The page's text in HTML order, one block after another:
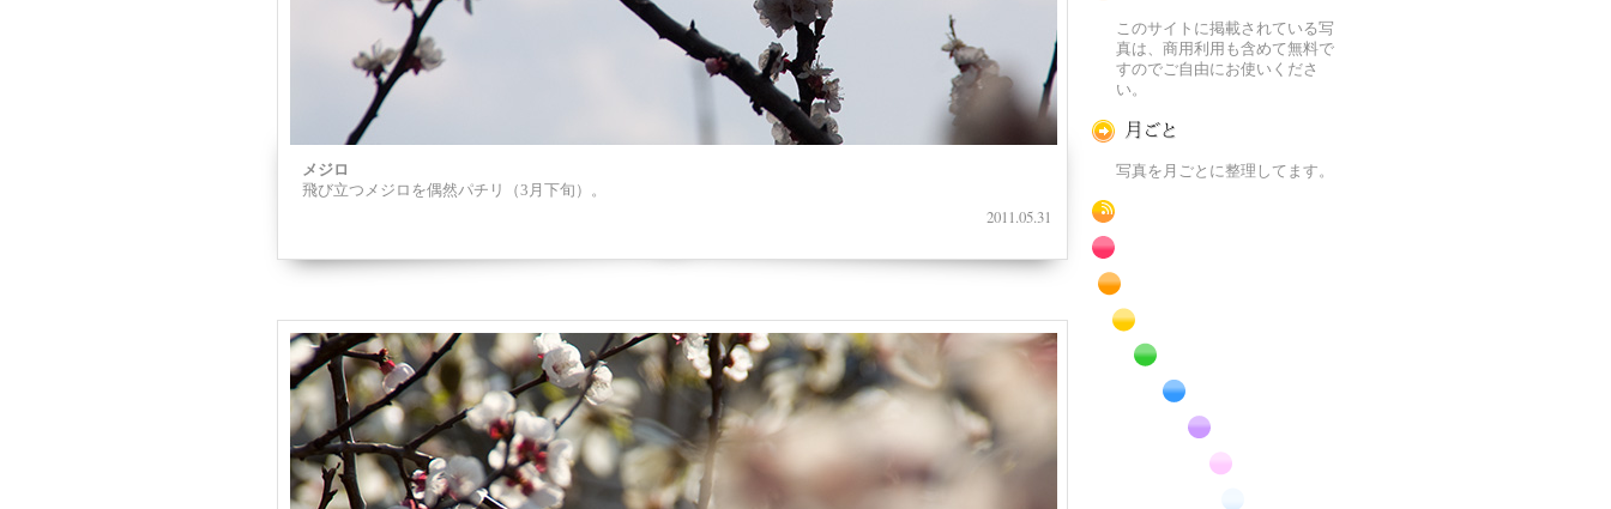
メジロ
飛び立つメジロを偶然パチリ（3月下旬）。
2011.05.31
このサイトに掲載されている写
真は、商用利用も含めて無料で
すのでご自由にお使いくださ
い。
写真を月ごとに整理してます。
RSS
赤色の花のフリー写真素材
橙色の花のフリー写真素材
黄色の花のフリー写真素材
緑色の花のフリー写真素材
青色の花のフリー写真素材
紫色の花のフリー写真素材